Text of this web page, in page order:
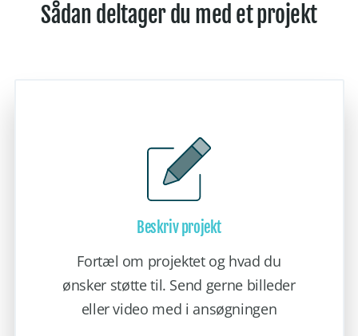
Sådan deltager du med et projekt
Beskriv projekt
Fortæl om projektet og hvad du
ønsker støtte til. Send gerne billeder
eller video med i ansøgningen